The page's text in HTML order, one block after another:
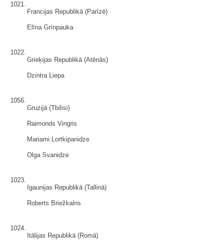
1021.
Francijas Republikā (Parīzē)
Elīna Grīnpauka
1022.
Grieķijas Republikā (Atēnās)
Dzintra Liepa
1056.
Gruzijā (Tbilisi)
Raimonds Vingris
Mariami Lortkipanidze
Olga Svanidze
1023.
Igaunijas Republikā (Tallinā)
Roberts Briežkalns
1024.
Itālijas Republikā (Romā)